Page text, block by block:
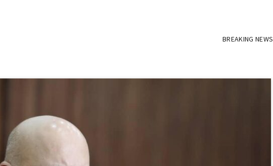
BREAKING NEWS